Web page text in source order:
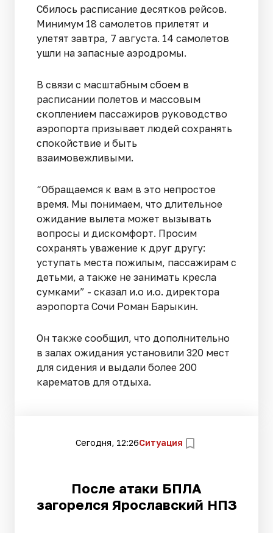
Сбилось расписание десятков рейсов.
Минимум 18 самолетов прилетят и
улетят завтра, 7 августа. 14 самолетов
ушли на запасные аэродромы.
В связи с масштабным сбоем в
расписании полетов и массовым
скоплением пассажиров руководство
аэропорта призывает людей сохранять
спокойствие и быть
взаимовежливыми.
“Обращаемся к вам в это непростое
время. Мы понимаем, что длительное
ожидание вылета может вызывать
вопросы и дискомфорт. Просим
сохранять уважение к друг другу:
уступать места пожилым, пассажирам с
детьми, а также не занимать кресла
сумками” - сказал и.о и.о. директора
аэропорта Сочи Роман Барыкин.
Он также сообщил, что дополнительно
в залах ожидания установили 320 мест
для сидения и выдали более 200
карематов для отдыха.
Сегодня, 12:26Ситуация
После атаки БПЛА
загорелся Ярославский НПЗ